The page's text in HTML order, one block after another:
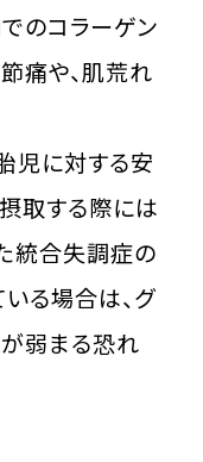
のコラーゲン
痛や、肌荒れ
児に対する安
取する際には
統合失調症の
る場合は、グ
弱まる恐れ